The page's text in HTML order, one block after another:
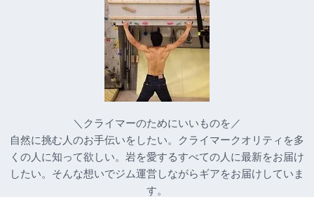
＼クライマーのためにいいものを／
自然に挑む人のお手伝いをしたい。クライマークオリティを多
くの人に知って欲しい。岩を愛するすべての人に最新をお届け
したい。そんな想いでジム運営しながらギアをお届けしていま
す。